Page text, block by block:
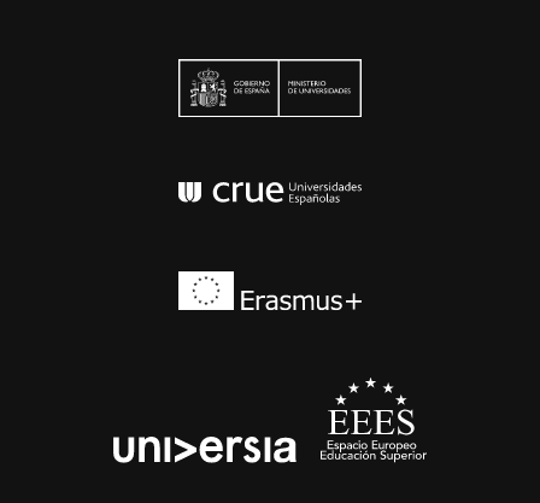
Conferencia de
universia